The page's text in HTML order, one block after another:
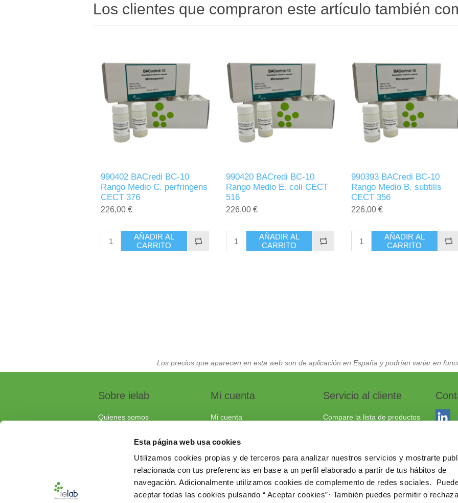
Esta página web usa cookies
Utilizamos cookies propias y de terceros para analizar nuestros servicios y mostrarte
relacionada con tus preferencias en base a un perfil elaborado a partir de tus hábitos de
navegación. Adicionalmente utilizamos cookies de complemento de redes sociales.
aceptar todas las cookies pulsando “ Aceptar cookies”· También puedes permitir o
Los clientes que compraron este artículo también
990402 BACredi BC-10
Rango Medio C. perfringens
CECT 376
226,00 €
AÑADIR AL
CARRITO
990420 BACredi BC-10
Rango Medio E. coli CECT
516
226,00 €
AÑADIR AL
CARRITO
990393 BACredi BC-10
Rango Medio B. subtilis
CECT 356
226,00 €
AÑADIR AL
CARRITO
Los precios que aparecen en esta web son de aplicación en España y podrían variar en
Sobre ielab
Quienes somos
Soluciones a medida
Contacta con nosotros
Documentos de interés
Preguntas frecuentes
Mi cuenta
Mi cuenta
Servicio al cliente
Compare la lista de productos
Aviso Legal
Política de privacidad
+34